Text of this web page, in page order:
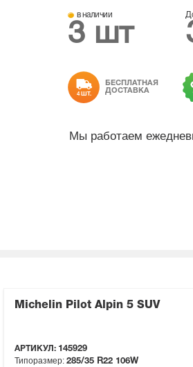
в наличии
3 шт
4 ШТ.
БЕСПЛАТНАЯ
ДОСТАВКА
Мы работаем
Michelin Pilot Alpin 5 SUV
АРТИКУЛ: 145929
Типоразмер: 285/35 R22 106W